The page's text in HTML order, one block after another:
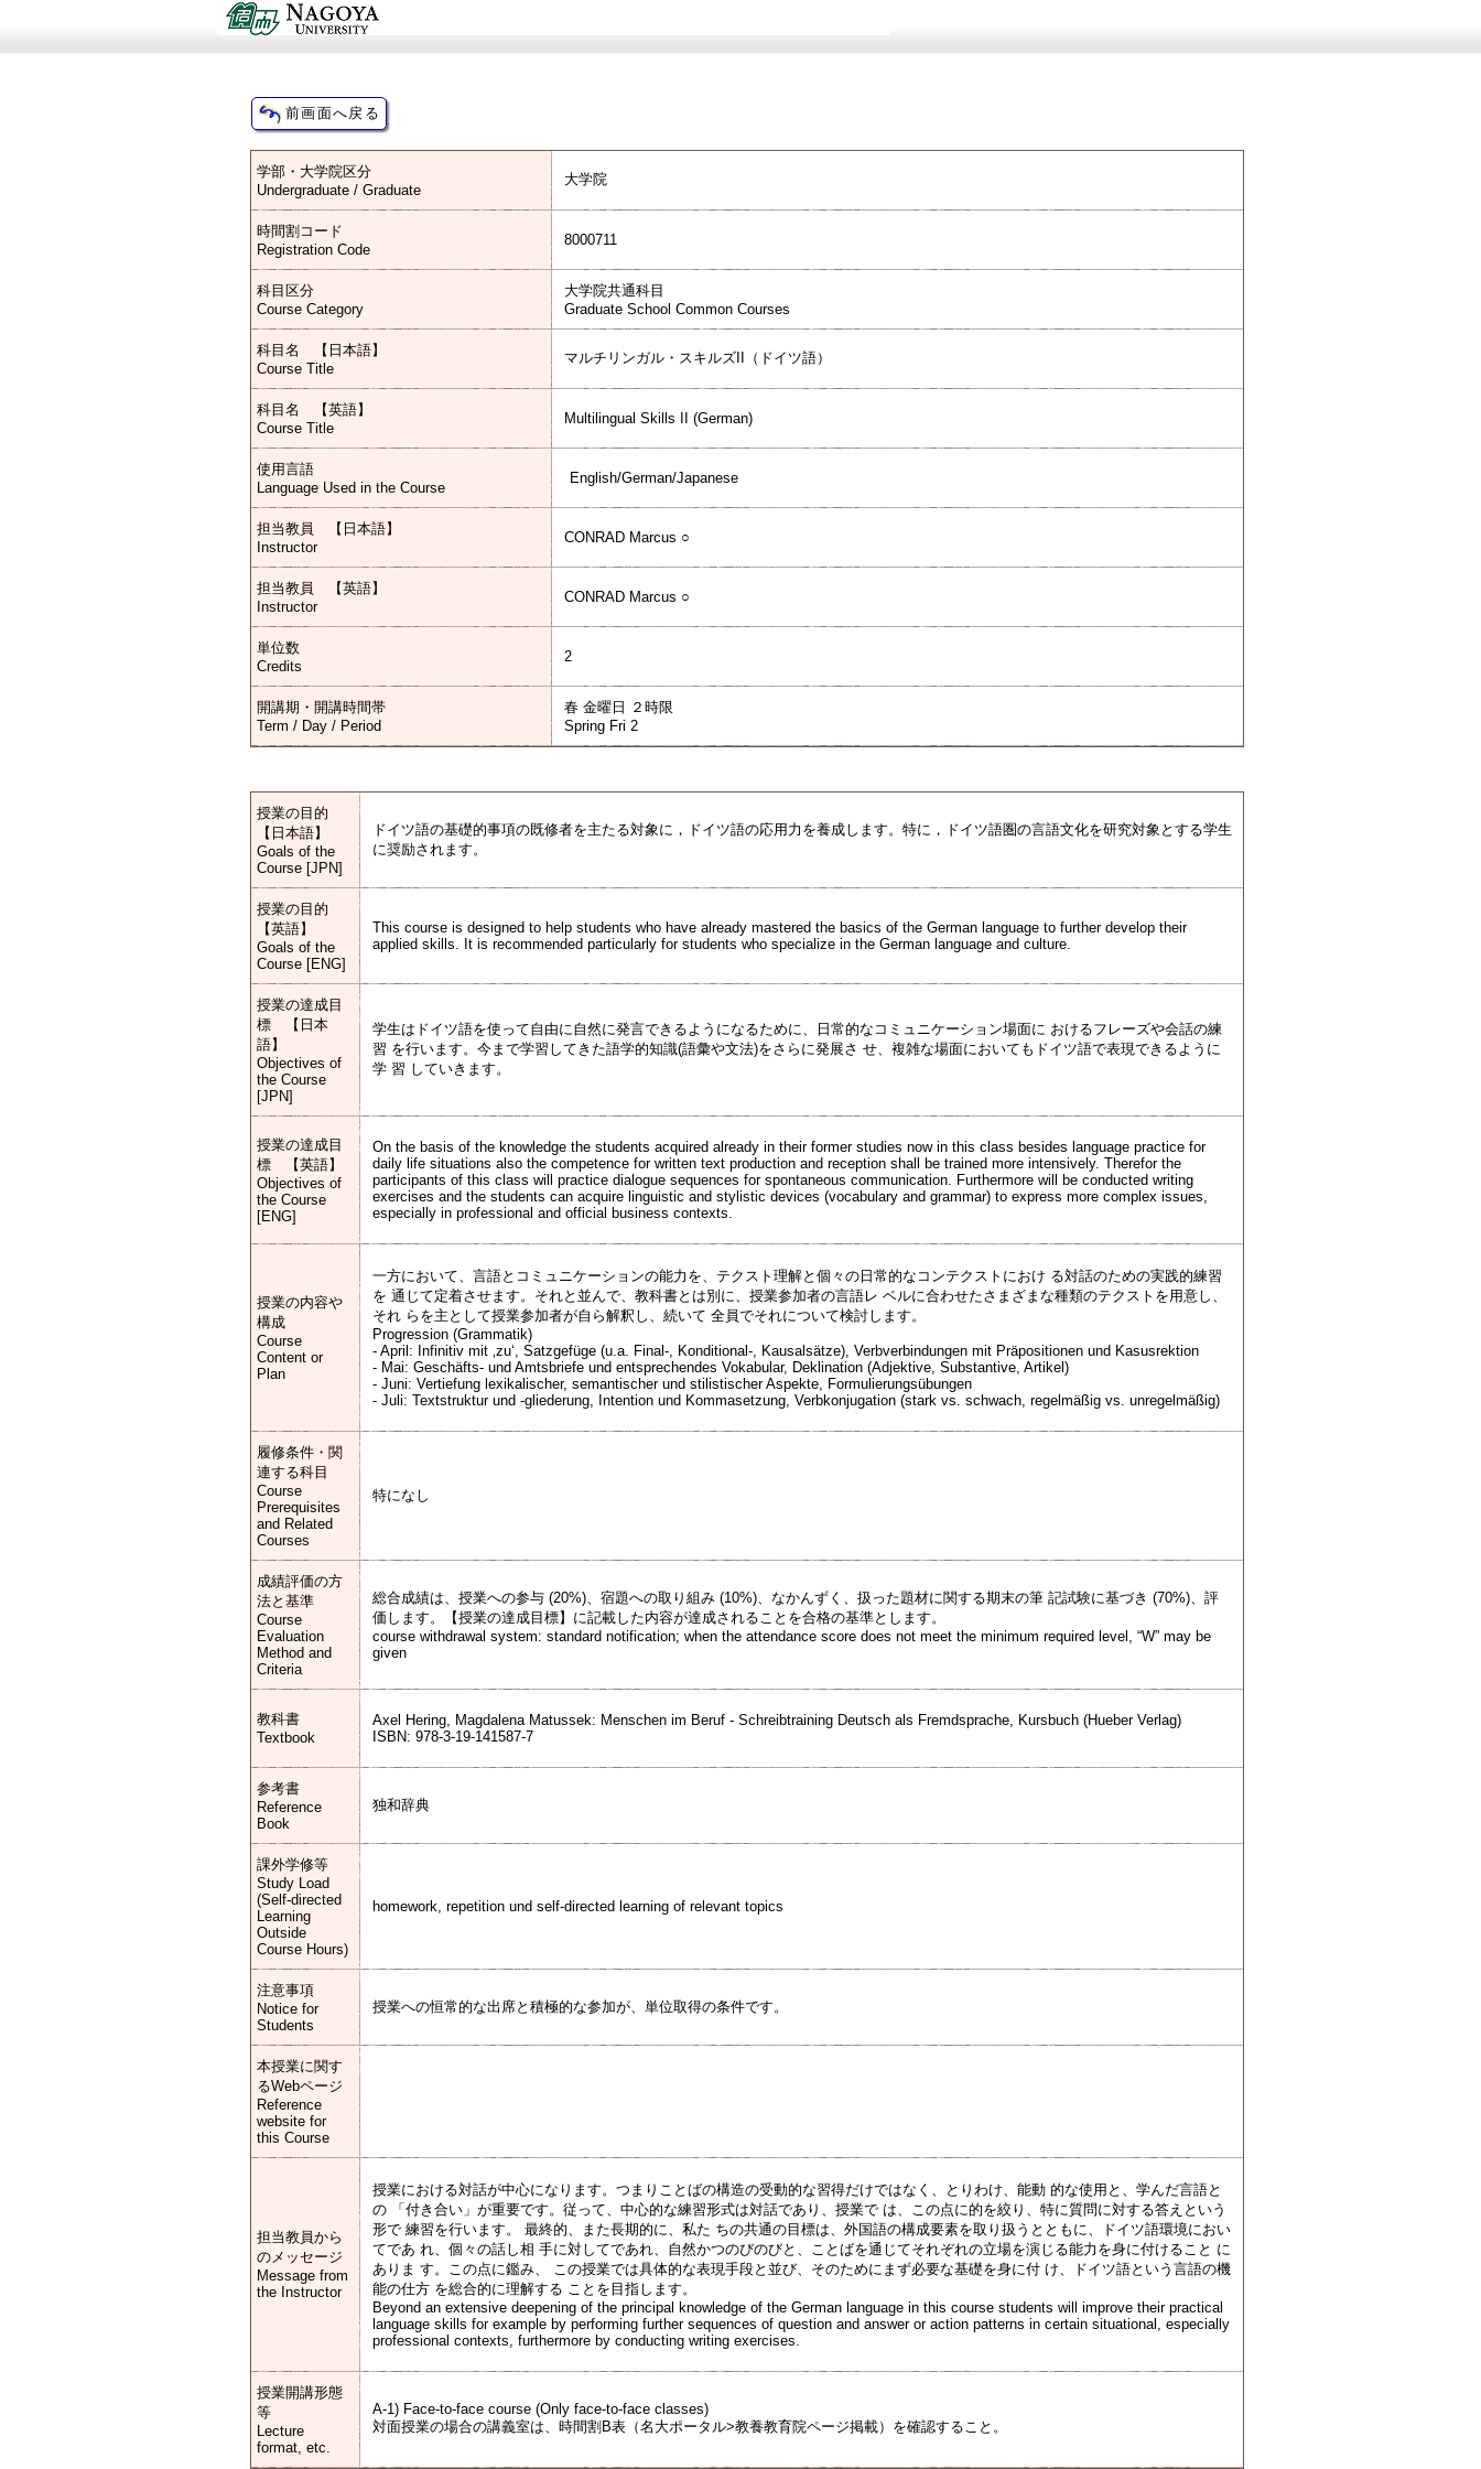
学部・大学院区分
Undergraduate / Graduate
大学院
時間割コード
Registration Code
8000711
科目区分
Course Category
大学院共通科目
Graduate School Common Courses
科目名 【日本語】
Course Title
マルチリンガル・スキルズII（ドイツ語）
科目名 【英語】
Course Title
Multilingual Skills II (German)
使用言語
Language Used in the Course
English/German/Japanese
担当教員 【日本語】
Instructor
CONRAD Marcus ○
担当教員 【英語】
Instructor
CONRAD Marcus ○
単位数
Credits
2
開講期・開講時間帯
Term / Day / Period
春 金曜日 ２時限
Spring Fri 2
授業の目的
【日本語】
Goals of the
Course [JPN]
ドイツ語の基礎的事項の既修者を主たる対象に，ドイツ語の応用力を養成します。特に，ドイツ語圏の言語文化を研究対象とする学生
に奨励されます。
授業の目的
【英語】
Goals of the
Course [ENG]
This course is designed to help students who have already mastered the basics of the German language to further develop their
applied skills. It is recommended particularly for students who specialize in the German language and culture.
授業の達成目
標 【日本
語】
Objectives of
the Course
[JPN]
学生はドイツ語を使って自由に自然に発言できるようになるために、日常的なコミュニケーション場面に おけるフレーズや会話の練
習 を行います。今まで学習してきた語学的知識(語彙や文法)をさらに発展さ せ、複雑な場面においてもドイツ語で表現できるように
学 習 していきます。
授業の達成目
標 【英語】
Objectives of
the Course
[ENG]
On the basis of the knowledge the students acquired already in their former studies now in this class besides language practice for
daily life situations also the competence for written text production and reception shall be trained more intensively. Therefor the
participants of this class will practice dialogue sequences for spontaneous communication. Furthermore will be conducted writing
exercises and the students can acquire linguistic and stylistic devices (vocabulary and grammar) to express more complex issues,
especially in professional and official business contexts.
授業の内容や
構成
Course
Content or
Plan
一方において、言語とコミュニケーションの能力を、テクスト理解と個々の日常的なコンテクストにおけ る対話のための実践的練習
を 通じて定着させます。それと並んで、教科書とは別に、授業参加者の言語レ ベルに合わせたさまざまな種類のテクストを用意し、
それ らを主として授業参加者が自ら解釈し、続いて 全員でそれについて検討します。
Progression (Grammatik)
- April: Infinitiv mit ‚zu‘, Satzgefüge (u.a. Final-, Konditional-, Kausalsätze), Verbverbindungen mit Präpositionen und Kasusrektion
- Mai: Geschäfts- und Amtsbriefe und entsprechendes Vokabular, Deklination (Adjektive, Substantive, Artikel)
- Juni: Vertiefung lexikalischer, semantischer und stilistischer Aspekte, Formulierungsübungen
- Juli: Textstruktur und -gliederung, Intention und Kommasetzung, Verbkonjugation (stark vs. schwach, regelmäßig vs. unregelmäßig)
履修条件・関
連する科目
Course
Prerequisites
and Related
Courses
特になし
成績評価の方
法と基準
Course
Evaluation
Method and
Criteria
総合成績は、授業への参与 (20%)、宿題への取り組み (10%)、なかんずく、扱った題材に関する期末の筆 記試験に基づき (70%)、評
価します。【授業の達成目標】に記載した内容が達成されることを合格の基準とします。
course withdrawal system: standard notification; when the attendance score does not meet the minimum required level, “W” may be
given
教科書
Textbook
Axel Hering, Magdalena Matussek: Menschen im Beruf - Schreibtraining Deutsch als Fremdsprache, Kursbuch (Hueber Verlag)
ISBN: 978-3-19-141587-7
参考書
Reference
Book
独和辞典
課外学修等
Study Load
(Self-directed
Learning
Outside
Course Hours)
homework, repetition und self-directed learning of relevant topics
注意事項
Notice for
Students
授業への恒常的な出席と積極的な参加が、単位取得の条件です。
本授業に関す
るWebページ
Reference
website for
this Course
担当教員から
のメッセージ
Message from
the Instructor
授業における対話が中心になります。つまりことばの構造の受動的な習得だけではなく、とりわけ、能動 的な使用と、学んだ言語と
の 「付き合い」が重要です。従って、中心的な練習形式は対話であり、授業で は、この点に的を絞り、特に質問に対する答えという
形で 練習を行います。 最終的、また長期的に、私た ちの共通の目標は、外国語の構成要素を取り扱うとともに、ドイツ語環境におい
てであ れ、個々の話し相 手に対してであれ、自然かつのびのびと、ことばを通じてそれぞれの立場を演じる能力を身に付けること に
ありま す。この点に鑑み、 この授業では具体的な表現手段と並び、そのためにまず必要な基礎を身に付 け、ドイツ語という言語の機
能の仕方 を総合的に理解する ことを目指します。
Beyond an extensive deepening of the principal knowledge of the German language in this course students will improve their practical
language skills for example by performing further sequences of question and answer or action patterns in certain situational, especially
professional contexts, furthermore by conducting writing exercises.
授業開講形態
等
Lecture
format, etc.
A-1) Face-to-face course (Only face-to-face classes)
対面授業の場合の講義室は、時間割B表（名大ポータル>教養教育院ページ掲載）を確認すること。